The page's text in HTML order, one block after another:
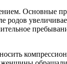
Основные